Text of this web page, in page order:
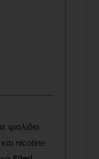
φιαλίδιο
nicotine